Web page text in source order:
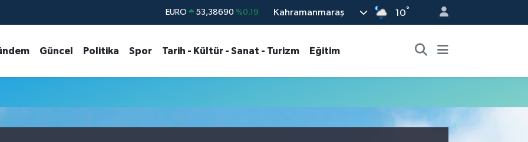
EURO 53,38690 %0.19
G.ALTIN 6862,09000 %0.19
BİST100 14.598,00 %0
Kahramanmaraş 10°
Güncel Politika Spor Tarih - Kültür - Sanat - Turizm Eğitim